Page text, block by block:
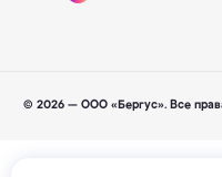
© 2026 — ООО «Бергус». Все